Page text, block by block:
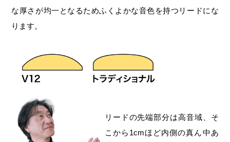
な厚さが均一となるためふくよかな音色を持つリードにな
ります。
リードの先端部分は高音域、そ
こから1cmほど内側の真ん中あ